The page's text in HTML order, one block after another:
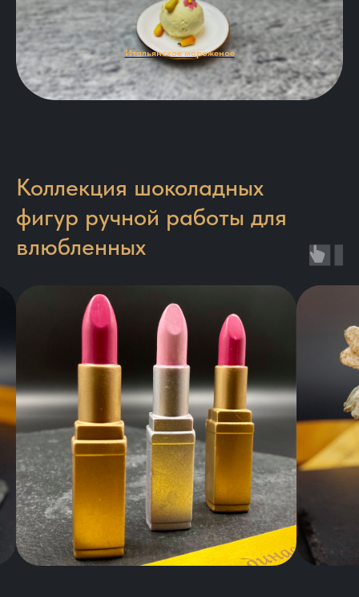
Итальянское мороженое
Коллекция шоколадных
фигур ручной работы для
влюбленных